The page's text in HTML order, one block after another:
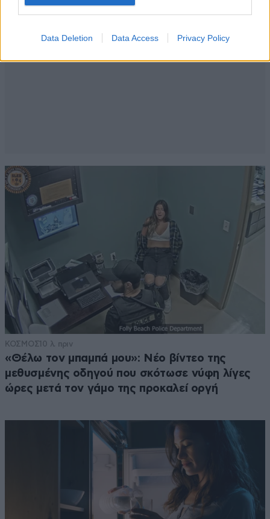
Data Deletion Data Access Privacy Policy
ΚΟΣΜΟΣ10 λ. πριν
«Θέλω τον μπαμπά μου»: Νέο βίντεο της
μεθυσμένης οδηγού που σκότωσε νύφη λίγες
ώρες μετά τον γάμο της προκαλεί οργή